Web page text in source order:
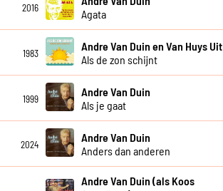
2016
Agata
1983
Andre Van Duin en Van Huys Uit
Als de zon schijnt
1999
Andre Van Duin
Als je gaat
2024
Andre Van Duin
Anders dan anderen
Andre Van Duin (als Koos